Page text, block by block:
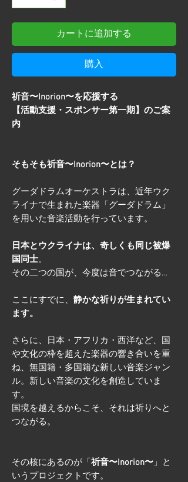
カートに追加する
購入
祈音〜Inorion〜を応援する
【活動支援・スポンサー第一期】のご案
内
そもそも祈音〜Inorion〜とは？
グーダドラムオーケストラは、近年ウク
ライナで生まれた楽器「グーダドラム」
を用いた音楽活動を行っています。
日本とウクライナは、奇しくも同じ被爆
国同士。
その二つの国が、今度は音でつながる…
ここにすでに、 静かな祈りが生まれてい
ます。
さらに、日本・アフリカ・西洋など、国
や文化の枠を超えた楽器の響き合いを重
ね、無国籍・多国籍な新しい音楽ジャン
ル。新しい音楽の文化を創造していま
す。
国境を越えるからこそ、それは祈りへと
つながる。
その核にあるのが「 祈音〜Inorion〜」と
いうプロジェクトです。